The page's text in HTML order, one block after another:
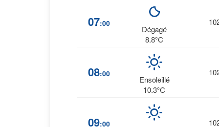
07:00
Dégagé
8.8°C
08:00
Ensoleillé
10.3°C
09:00